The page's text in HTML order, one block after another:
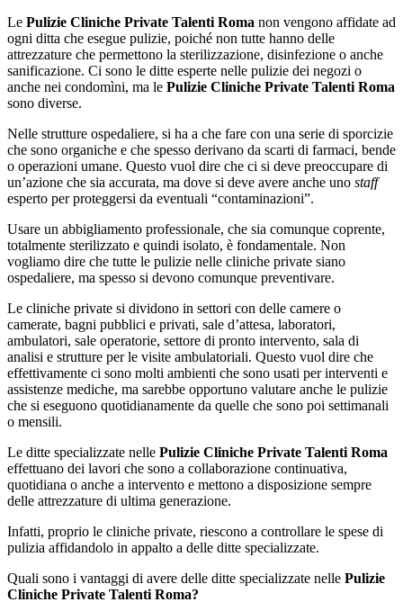
Le Pulizie Cliniche Private Talenti Roma non vengono affidate ad
ogni ditta che esegue pulizie, poiché non tutte hanno delle
attrezzature che permettono la sterilizzazione, disinfezione o anche
sanificazione. Ci sono le ditte esperte nelle pulizie dei negozi o
anche nei condomìni, ma le Pulizie Cliniche Private Talenti Roma
sono diverse.
Nelle strutture ospedaliere, si ha a che fare con una serie di sporcizie
che sono organiche e che spesso derivano da scarti di farmaci, bende
o operazioni umane. Questo vuol dire che ci si deve preoccupare di
un’azione che sia accurata, ma dove si deve avere anche uno staff
esperto per proteggersi da eventuali “contaminazioni”.
Usare un abbigliamento professionale, che sia comunque coprente,
totalmente sterilizzato e quindi isolato, è fondamentale. Non
vogliamo dire che tutte le pulizie nelle cliniche private siano
ospedaliere, ma spesso si devono comunque preventivare.
Le cliniche private si dividono in settori con delle camere o
camerate, bagni pubblici e privati, sale d’attesa, laboratori,
ambulatori, sale operatorie, settore di pronto intervento, sala di
analisi e strutture per le visite ambulatoriali. Questo vuol dire che
effettivamente ci sono molti ambienti che sono usati per interventi e
assistenze mediche, ma sarebbe opportuno valutare anche le pulizie
che si eseguono quotidianamente da quelle che sono poi settimanali
o mensili.
Le ditte specializzate nelle Pulizie Cliniche Private Talenti Roma
effettuano dei lavori che sono a collaborazione continuativa,
quotidiana o anche a intervento e mettono a disposizione sempre
delle attrezzature di ultima generazione.
Infatti, proprio le cliniche private, riescono a controllare le spese di
pulizia affidandolo in appalto a delle ditte specializzate.
Quali sono i vantaggi di avere delle ditte specializzate nelle Pulizie
Cliniche Private Talenti Roma?